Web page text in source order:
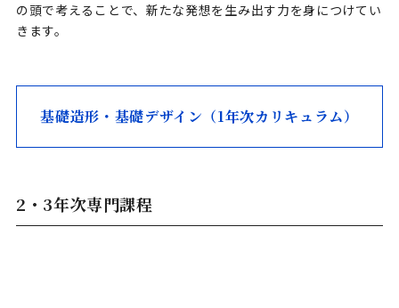
の頭で考えることで、新たな発想を生み出す力を身につけてい
きます。
基礎造形・基礎デザイン（1年次カリキュラム）
2・3年次専門課程